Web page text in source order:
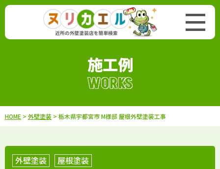
施工例
WORKS
HOME > 外壁塗装 > 栃木県宇都宮市 M様邸 屋根外壁塗装工事
外壁塗装 屋根塗装